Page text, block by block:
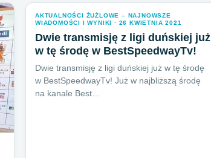
AKTUALNOŚCI ŻUŻLOWE – NAJNOWSZE
WIADOMOŚCI I WYNIKI · 26 KWIETNIA 2021
Dwie transmisję z ligi duńskiej już
w tę środę w BestSpeedwayTv!
Dwie transmisję z ligi duńskiej już w tę środę
w BestSpeedwayTv! Już w najbliższą środę
na kanale Best…